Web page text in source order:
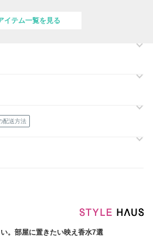
の方は事前にご連絡くださいませ。
望の際は予めお問い合わせ欄からご連絡
アウター等一部対応不可がございます。
意事項
合、左右で多少の歪みはございます
ケースに入れて圧迫しているとフレーム
分をドライヤーなどで暖めて少しずつ
じる細かな傷やスレなどある場合がご
イテム一覧を見る
配送方法
。部屋に置きたい映え香水7選